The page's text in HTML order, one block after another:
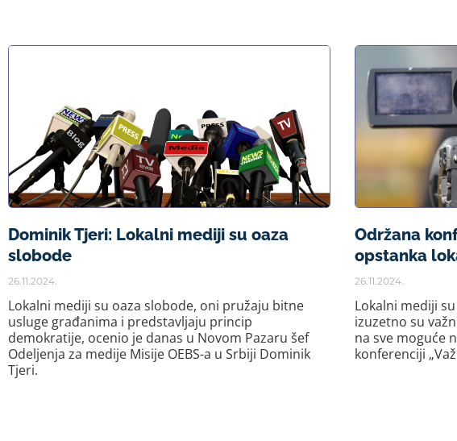
Dominik Tjeri: Lokalni mediji su oaza
slobode
26.11.2024.
Lokalni mediji su oaza slobode, oni pružaju bitne
usluge građanima i predstavljaju princip
demokratije, ocenio je danas u Novom Pazaru šef
Odeljenja za medije Misije OEBS-a u Srbiji Dominik
Tjeri.
Održana
opstanka
26.11.2024.
Lokalni mediji
izuzetno su
na sve moguće
konferenciji